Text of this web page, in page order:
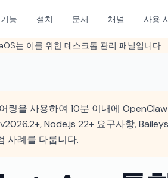
기능 설치 문서 채널 사용
는 이를 위한 데스크톱 관리 패널입니다.
링을 사용하여 10분 이내에
Node.js 22+ 요구사항,
사례를 다룹니다.